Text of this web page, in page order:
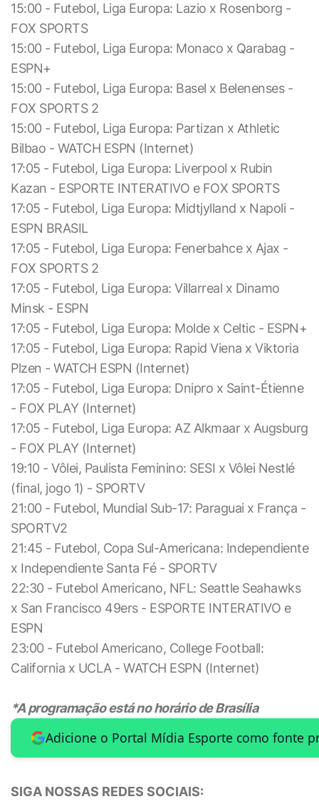
15:00 - Futebol, Liga Europa: Lazio x Rosenborg -
FOX SPORTS
15:00 - Futebol, Liga Europa: Monaco x Qarabag -
ESPN+
15:00 - Futebol, Liga Europa: Basel x Belenenses -
FOX SPORTS 2
15:00 - Futebol, Liga Europa: Partizan x Athletic
Bilbao - WATCH ESPN (Internet)
17:05 - Futebol, Liga Europa: Liverpool x Rubin
Kazan - ESPORTE INTERATIVO e FOX SPORTS
17:05 - Futebol, Liga Europa: Midtjylland x Napoli -
ESPN BRASIL
17:05 - Futebol, Liga Europa: Fenerbahce x Ajax -
FOX SPORTS 2
17:05 - Futebol, Liga Europa: Villarreal x Dinamo
Minsk - ESPN
17:05 - Futebol, Liga Europa: Molde x Celtic - ESPN+
17:05 - Futebol, Liga Europa: Rapid Viena x Viktoria
Plzen - WATCH ESPN (Internet)
17:05 - Futebol, Liga Europa: Dnipro x Saint-Étienne
- FOX PLAY (Internet)
17:05 - Futebol, Liga Europa: AZ Alkmaar x Augsburg
- FOX PLAY (Internet)
19:10 - Vôlei, Paulista Feminino: SESI x Vôlei Nestlé
(final, jogo 1) - SPORTV
21:00 - Futebol, Mundial Sub-17: Paraguai x França -
SPORTV2
21:45 - Futebol, Copa Sul-Americana: Independiente
x Independiente Santa Fé - SPORTV
22:30 - Futebol Americano, NFL: Seattle Seahawks
x San Francisco 49ers - ESPORTE INTERATIVO e
ESPN
23:00 - Futebol Americano, College Football:
California x UCLA - WATCH ESPN (Internet)
*A programação está no horário de Brasília
Adicione o Portal Mídia Esporte como fonte
SIGA NOSSAS REDES SOCIAIS: